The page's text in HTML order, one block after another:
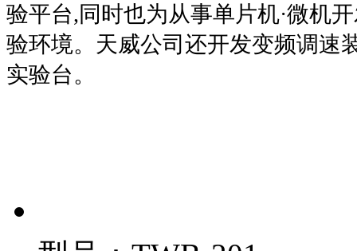
验平台,同时也为从事单片机·微机
验环境。天威公司还开发变频调速
实验台。